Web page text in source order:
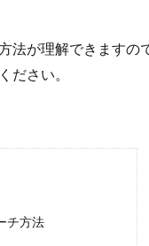
法が理解できますの
ださい。
チ方法